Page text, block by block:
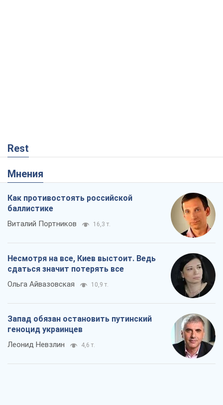
Rest
Мнения
Как противостоять российской
баллистике
Виталий Портников 16,3 т.
Несмотря на все, Киев выстоит. Ведь
сдаться значит потерять все
Ольга Айвазовская 10,9 т.
Запад обязан остановить путинский
геноцид украинцев
Леонид Невзлин 4,6 т.